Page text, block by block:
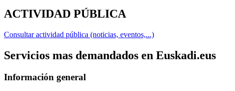
ACTIVIDAD PÚBLICA
Consultar actividad pública (noticias, eventos,...)
Servicios mas demandados en Euskadi.eus
Información general